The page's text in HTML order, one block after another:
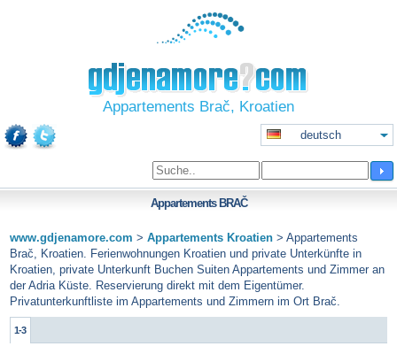
Appartements Brač, Kroatien
deutsch
Appartements BRAČ
www.gdjenamore.com > Appartements Kroatien > Appartements
Brač, Kroatien. Ferienwohnungen Kroatien und private Unterkünfte in
Kroatien, private Unterkunft Buchen Suiten Appartements und Zimmer an
der Adria Küste. Reservierung direkt mit dem Eigentümer.
Privatunterkunftliste im Appartements und Zimmern im Ort Brač.
1-3